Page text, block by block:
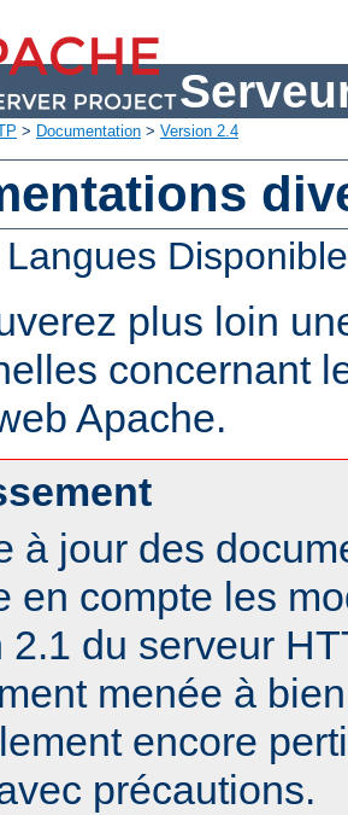
> Documentation > Version 2.4
Langues
plus loin
concernant
Apache.
à jour des
en compte les
2.1 du serveur
menée à
encore
précautions.